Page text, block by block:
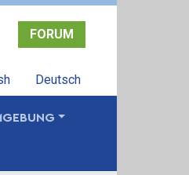
FORUM
Deutsch